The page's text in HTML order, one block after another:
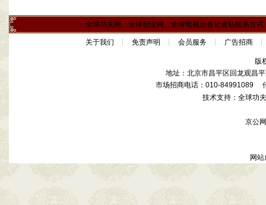
全球功夫网、全球创业网、全球电视台各记者站联系方式
关于我们 免责声明 会员服务 广告招商
版
地址：北京市昌平区回龙观昌
市场招商电话：010-84991089
技术支持：全球
京公
网